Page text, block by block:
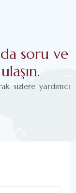
soru ve
sizlere yardımcı